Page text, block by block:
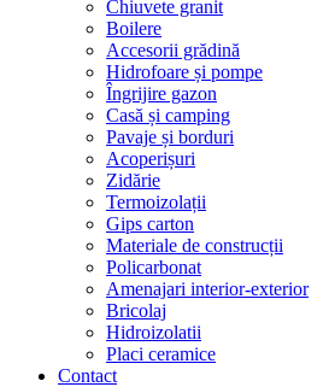
Chiuvete granit
Boilere
Accesorii grădină
Hidrofoare și pompe
Îngrijire gazon
Casă și camping
Pavaje și borduri
Acoperișuri
Zidărie
Termoizolații
Gips carton
Materiale de construcții
Policarbonat
Amenajari interior-exterior
Bricolaj
Hidroizolatii
Placi ceramice
Contact